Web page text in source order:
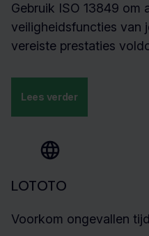
Gebruik ISO 13849 om
veiligheidsfuncties van
vereiste prestaties
Lees verder
LOTOTO
Voorkom ongevallen